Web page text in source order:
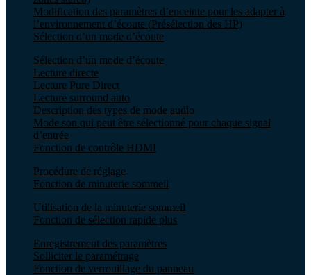
Modification des paramètres d’enceinte pour les adapter à
l’environnement d’écoute (Présélection des HP)
Sélection d’un mode d’écoute
Sélection d’un mode d’écoute
Lecture directe
Lecture Pure Direct
Lecture surround auto
Description des types de mode audio
Mode son qui peut être sélectionné pour chaque signal
d’entrée
Fonction de contrôle HDMI
Procédure de réglage
Fonction de minuterie sommeil
Utilisation de la minuterie sommeil
Fonction de sélection rapide plus
Enregistrement des paramètres
Solliciter le paramétrage
Fonction de verrouillage du panneau